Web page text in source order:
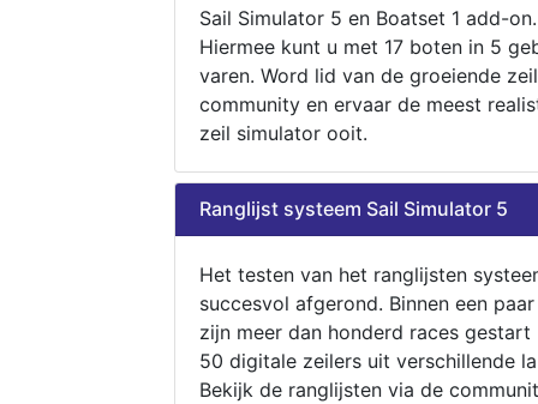
Sail Simulator 5 en Boatset 1 add-on.
Hiermee kunt u met 17 boten in 5
varen. Word lid van de groeiende zeil
community en ervaar de meest
zeil simulator ooit.
Ranglijst systeem Sail Simulator 5
Het testen van het ranglijsten
succesvol afgerond. Binnen een
zijn meer dan honderd races gestart
50 digitale zeilers uit verschillende
Bekijk de ranglijsten via de